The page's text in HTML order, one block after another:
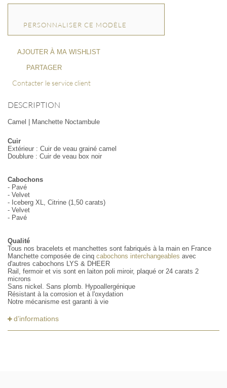
PERSONNALISER CE MODÈLE
AJOUTER À MA WISHLIST
PARTAGER
Contacter le service client
DESCRIPTION
Camel | Manchette Noctambule
Cuir
Extérieur : Cuir de veau grainé camel
Doublure : Cuir de veau box noir
Cabochons
- Pavé
- Velvet
- Iceberg XL, Citrine (1,50 carats)
- Velvet
- Pavé
Qualité
Tous nos bracelets et manchettes sont fabriqués à la main en France
Manchette composée de cinq cabochons interchangeables avec
d'autres cabochons LYS & DHEER
Rail, fermoir et vis sont en laiton poli miroir, plaqué or 24 carats 2
microns
Sans nickel. Sans plomb. Hypoallergénique
Résistant à la corrosion et à l'oxydation
Notre mécanisme est garanti à vie
d’informations